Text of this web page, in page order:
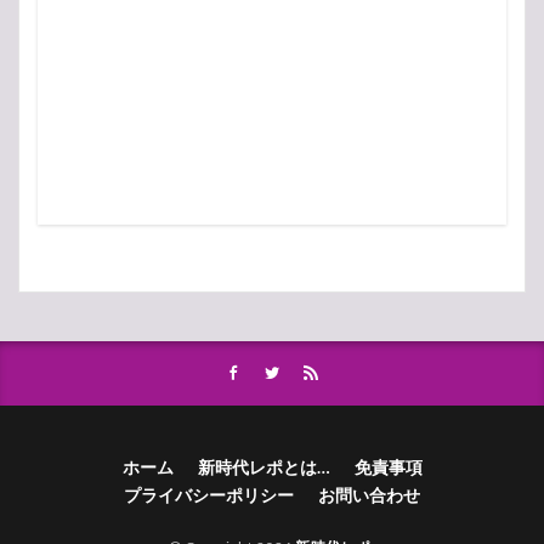
ホーム 新時代レポとは…
免責事項
プライバシーポリシー
お問い合わせ